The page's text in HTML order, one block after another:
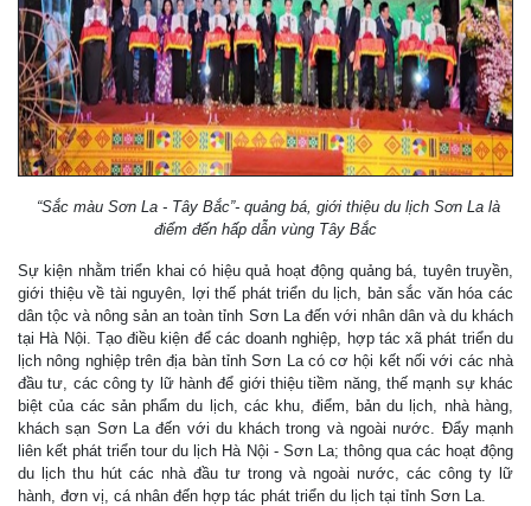
“Sắc màu Sơn La - Tây Bắc”- quảng bá, giới thiệu du lịch Sơn La là
điểm đến hấp dẫn vùng Tây Bắc
Sự kiện nhằm triển khai có hiệu quả hoạt động quảng bá, tuyên truyền,
giới thiệu về tài nguyên, lợi thế phát triển du lịch, bản sắc văn hóa các
dân tộc và nông sản an toàn tỉnh Sơn La đến với nhân dân và du khách
tại Hà Nội. Tạo điều kiện để các doanh nghiệp, hợp tác xã phát triển du
lịch nông nghiệp trên địa bàn tỉnh Sơn La có cơ hội kết nối với các nhà
đầu tư, các công ty lữ hành để giới thiệu tiềm năng, thế mạnh sự khác
biệt của các sản phẩm du lịch, các khu, điểm, bản du lịch, nhà hàng,
khách sạn Sơn La đến với du khách trong và ngoài nước. Đẩy mạnh
liên kết phát triển tour du lịch Hà Nội - Sơn La; thông qua các hoạt động
du lịch thu hút các nhà đầu tư trong và ngoài nước, các công ty lữ
hành, đơn vị, cá nhân đến hợp tác phát triển du lịch tại tỉnh Sơn La.